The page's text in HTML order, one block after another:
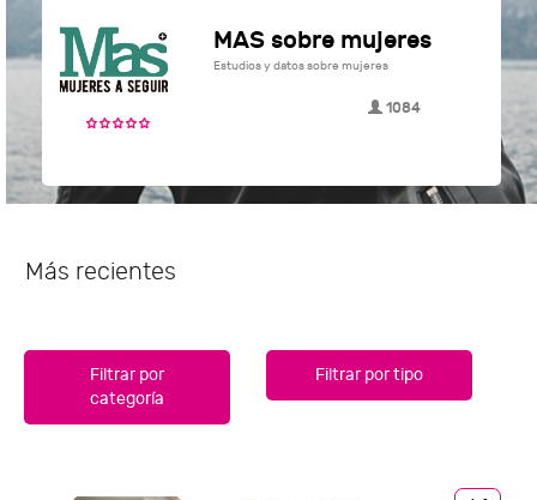
MAS sobre mujeres
Estudios y datos sobre mujeres
1084
Más recientes
Filtrar por
categoría
Filtrar por tipo